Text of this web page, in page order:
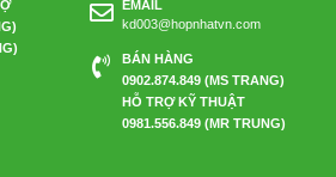
EMAIL
kd003@hopnhatvn.com
BÁN HÀNG
0902.874.849 (MS TRANG)
HỖ TRỢ KỸ THUẬT
0981.556.849 (MR TRUNG)